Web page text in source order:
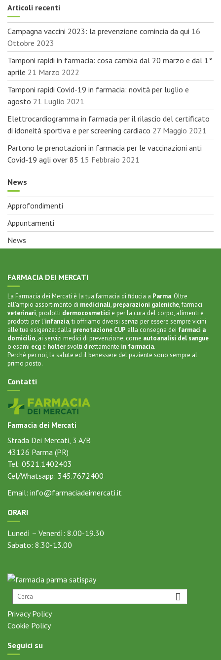
i
o
n
e
a
r
t
i
c
o
l
i
Campagna vaccini 2023: la prevenzione comincia da qui
Ottobre 2023
Tamponi rapidi in farmacia: cosa cambia dal 20 marzo e dal 1°
aprile 21 Marzo 2022
Tamponi rapidi Covid-19 in farmacia: novità per luglio e
agosto 21 Luglio 2021
Elettrocardiogramma in farmacia per il rilascio del certificato
di idoneità sportiva e per screening cardiaco 27 Maggio 2021
Partono le prenotazioni in farmacia per le vaccinazioni anti
Covid-19 agli over 85 15 Febbraio 2021
Approfondimenti
Appuntamenti
News
La Farmacia dei Mercati è la tua farmacia di fiducia a
all’ampio assortimento di medicinali preparazioni galeniche,
veterinari,prodottidermocosmeticie per lacura del corpo, alimenti e
prodotti per l’infanzia, ti offriamo diversi servizi per essere sempre vicini
alle tue esigenze: dallaprenotazione CUP allaconsegna deifarmaci a
domicilio, ai servizi medici di prevenzione, comeautoanalisi del sangue
oesamiecgeholtersvolti direttamentein farmacia.
Perché per noi, la salute ed il benessere del paziente sono sempre al
primo posto.
Contatti
Farmacia dei Mercati
Strada Dei Mercati, 3 A/B
43126 Parma (PR)
Tel:0521.1402403
Cel/Whatsapp:345.7672400
Email:info@farmaciadeimercati.it
Lunedì – Venerdì: 8.00-19.30
Sabato: 8.30-13.00
Privacy Policy
Cookie Policy